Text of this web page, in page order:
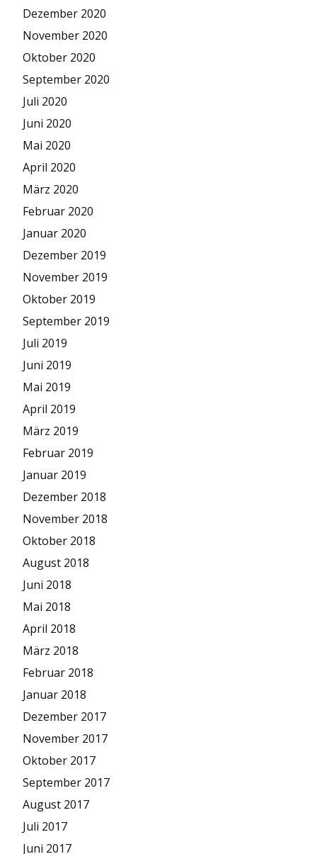
Dezember 2020
November 2020
Oktober 2020
September 2020
Juli 2020
Juni 2020
Mai 2020
April 2020
März 2020
Februar 2020
Januar 2020
Dezember 2019
November 2019
Oktober 2019
September 2019
Juli 2019
Juni 2019
Mai 2019
April 2019
März 2019
Februar 2019
Januar 2019
Dezember 2018
November 2018
Oktober 2018
August 2018
Juni 2018
Mai 2018
April 2018
März 2018
Februar 2018
Januar 2018
Dezember 2017
November 2017
Oktober 2017
September 2017
August 2017
Juli 2017
Juni 2017